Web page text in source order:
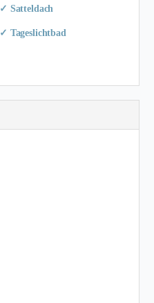
✓ Satteldach
✓ Tageslichtbad